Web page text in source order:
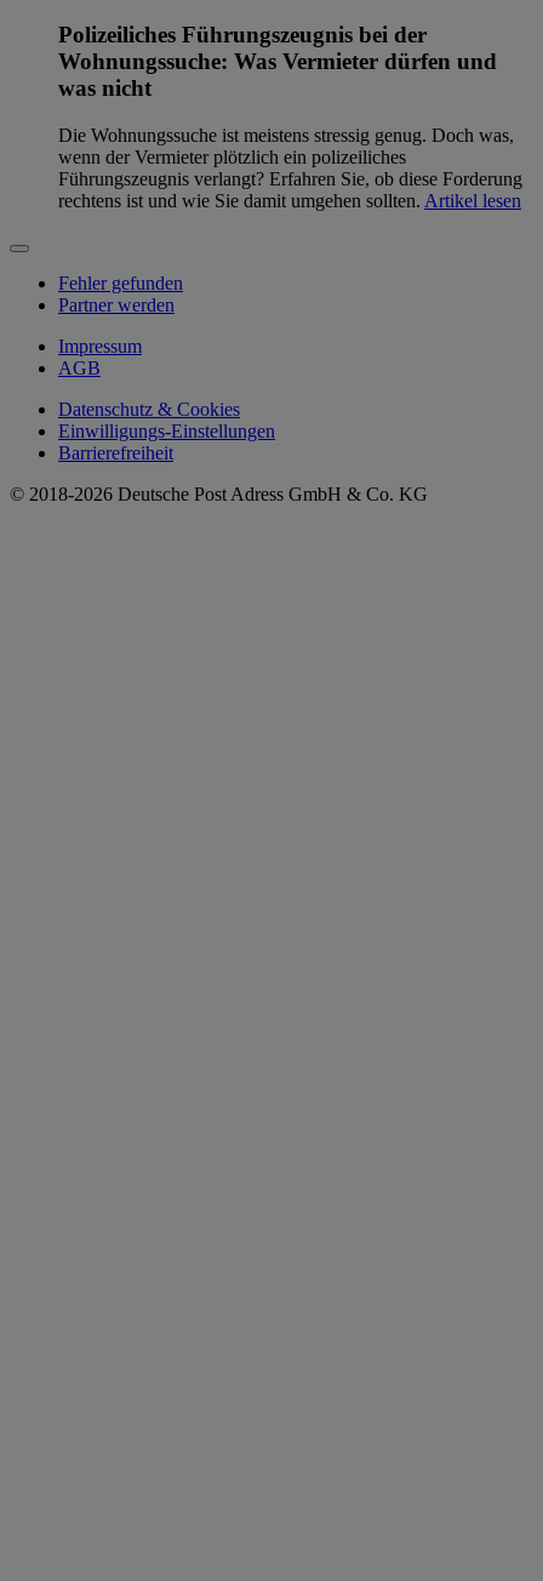
Polizeiliches Führungszeugnis bei der
Wohnungssuche: Was Vermieter dürfen und
was nicht
Die Wohnungssuche ist meistens stressig genug. Doch was,
wenn der Vermieter plötzlich ein polizeiliches
Führungszeugnis verlangt? Erfahren Sie, ob diese Forderung
rechtens ist und wie Sie damit umgehen sollten. Artikel lesen
Fehler gefunden
Partner werden
Impressum
AGB
Datenschutz & Cookies
Einwilligungs-Einstellungen
Barrierefreiheit
© 2018-2026 Deutsche Post Adress GmbH & Co. KG